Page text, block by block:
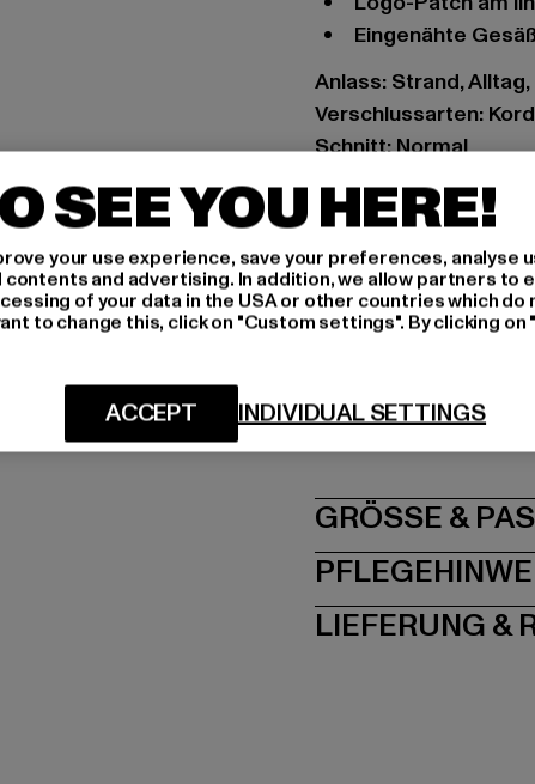
eingenähte
Anlass: Strand,
Verschlussarten:
Schnitt: Normal
Marke: Urban Classics
Kat.: Beachwear -
Farbe: rot
Hersteller Farbe:
Art.Nr: TB2050-01314
Hersteller: TB
Dr.-Robert-Murjahn-
GRÖSSE
LIEFERUNG &
SEE YOU HERE!
your use experience, save your preferences, analyse
and advertising. In addition, we allow partners to
of your data in the USA or other countries which do
to change this, click on "Custom settings". By clicking
INDIVIDUAL SETTINGS
ACCEPT